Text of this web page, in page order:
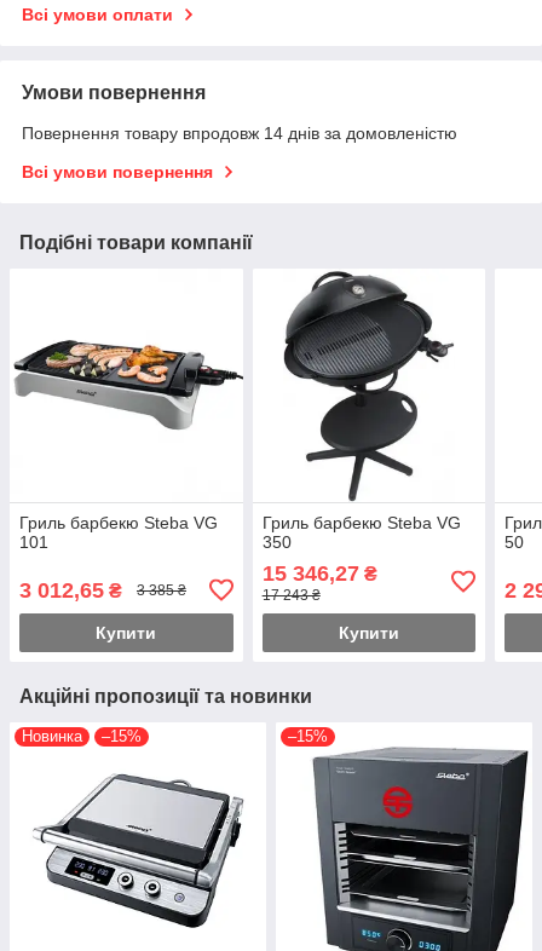
Всі умови оплати
Умови повернення
Повернення товару впродовж 14 днів за домовленістю
Всі умови повернення
Подібні товари компанії
Гриль барбекю Steba VG
101
3 012,65 ₴ 3 385 ₴
Купити
Гриль барбекю Steba VG
350
15 346,27₴
17 243 ₴
Купити
50
2
Акційні пропозиції та новинки
Новинка –15% –15%